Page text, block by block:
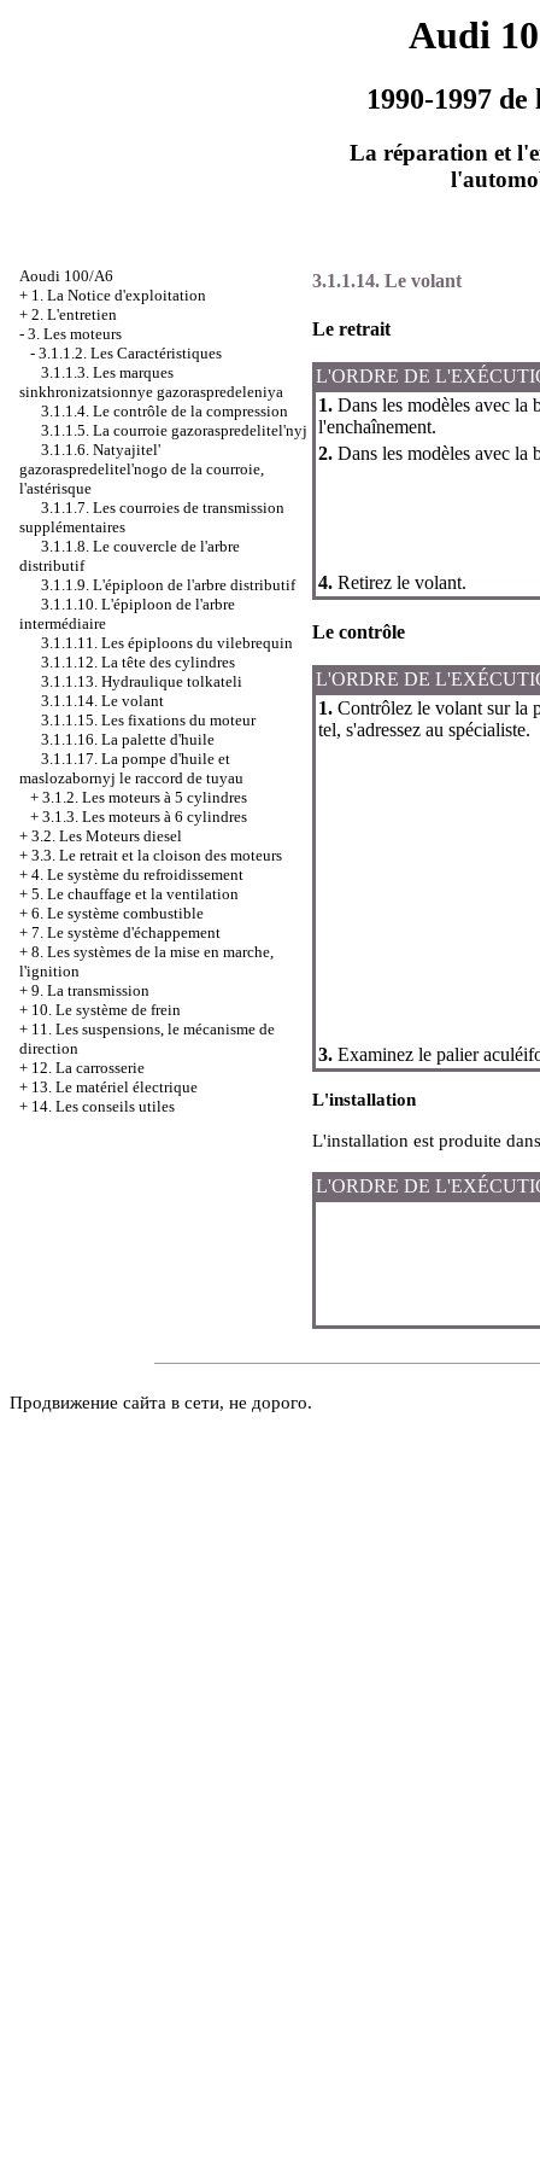
Audi
1990-1997
La réparation et
Aoudi 100/A6
+ 1. La Notice d'exploitation
+ 2. L'entretien
- 3. Les moteurs
- 3.1.1.2. Les Caractéristiques
3.1.1.3. Les marques
sinkhronizatsionnye gazoraspredeleniya
3.1.1.4. Le contrôle de la compression
3.1.1.5. La courroie gazoraspredelitel'nyj
3.1.1.6. Natyajitel'
gazoraspredelitel'nogo de la courroie,
l'astérisque
3.1.1.7. Les courroies de transmission
supplémentaires
3.1.1.8. Le couvercle de l'arbre
distributif
3.1.1.9. L'épiploon de l'arbre distributif
3.1.1.10. L'épiploon de l'arbre
intermédiaire
3.1.1.11. Les épiploons du vilebrequin
3.1.1.12. La tête des cylindres
3.1.1.13. Hydraulique tolkateli
3.1.1.14. Le volant
3.1.1.15. Les fixations du moteur
3.1.1.16. La palette d'huile
3.1.1.17. La pompe d'huile et
maslozabornyj le raccord de tuyau
+ 3.1.2. Les moteurs à 5 cylindres
+ 3.1.3. Les moteurs à 6 cylindres
+ 3.2. Les Moteurs diesel
+ 3.3. Le retrait et la cloison des moteurs
+ 4. Le système du refroidissement
+ 5. Le chauffage et la ventilation
+ 6. Le système combustible
+ 7. Le système d'échappement
+ 8. Les systèmes de la mise en marche,
l'ignition
+ 9. La transmission
+ 10. Le système de frein
+ 11. Les suspensions, le mécanisme de
direction
+ 12. La carrosserie
+ 13. Le matériel électrique
+ 14. Les conseils utiles
3.1.1.14. Le volant
Le retrait
L'ORDRE DE
1. Dans les modèles avec la
l'enchaînement.
2. Dans les modèles avec la
4. Retirez le volant.
Le contrôle
L'ORDRE DE
1. Contrôlez le volant sur la
tel, s'adressez au spécialiste.
3. Examinez le palier
L'installation
L'installation est produite
L'ORDRE DE
Продвижение сайта в сети, не дорого.